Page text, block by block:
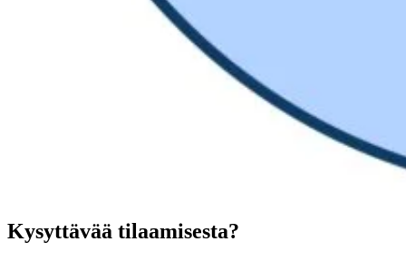
Kysyttävää tilaamisesta?